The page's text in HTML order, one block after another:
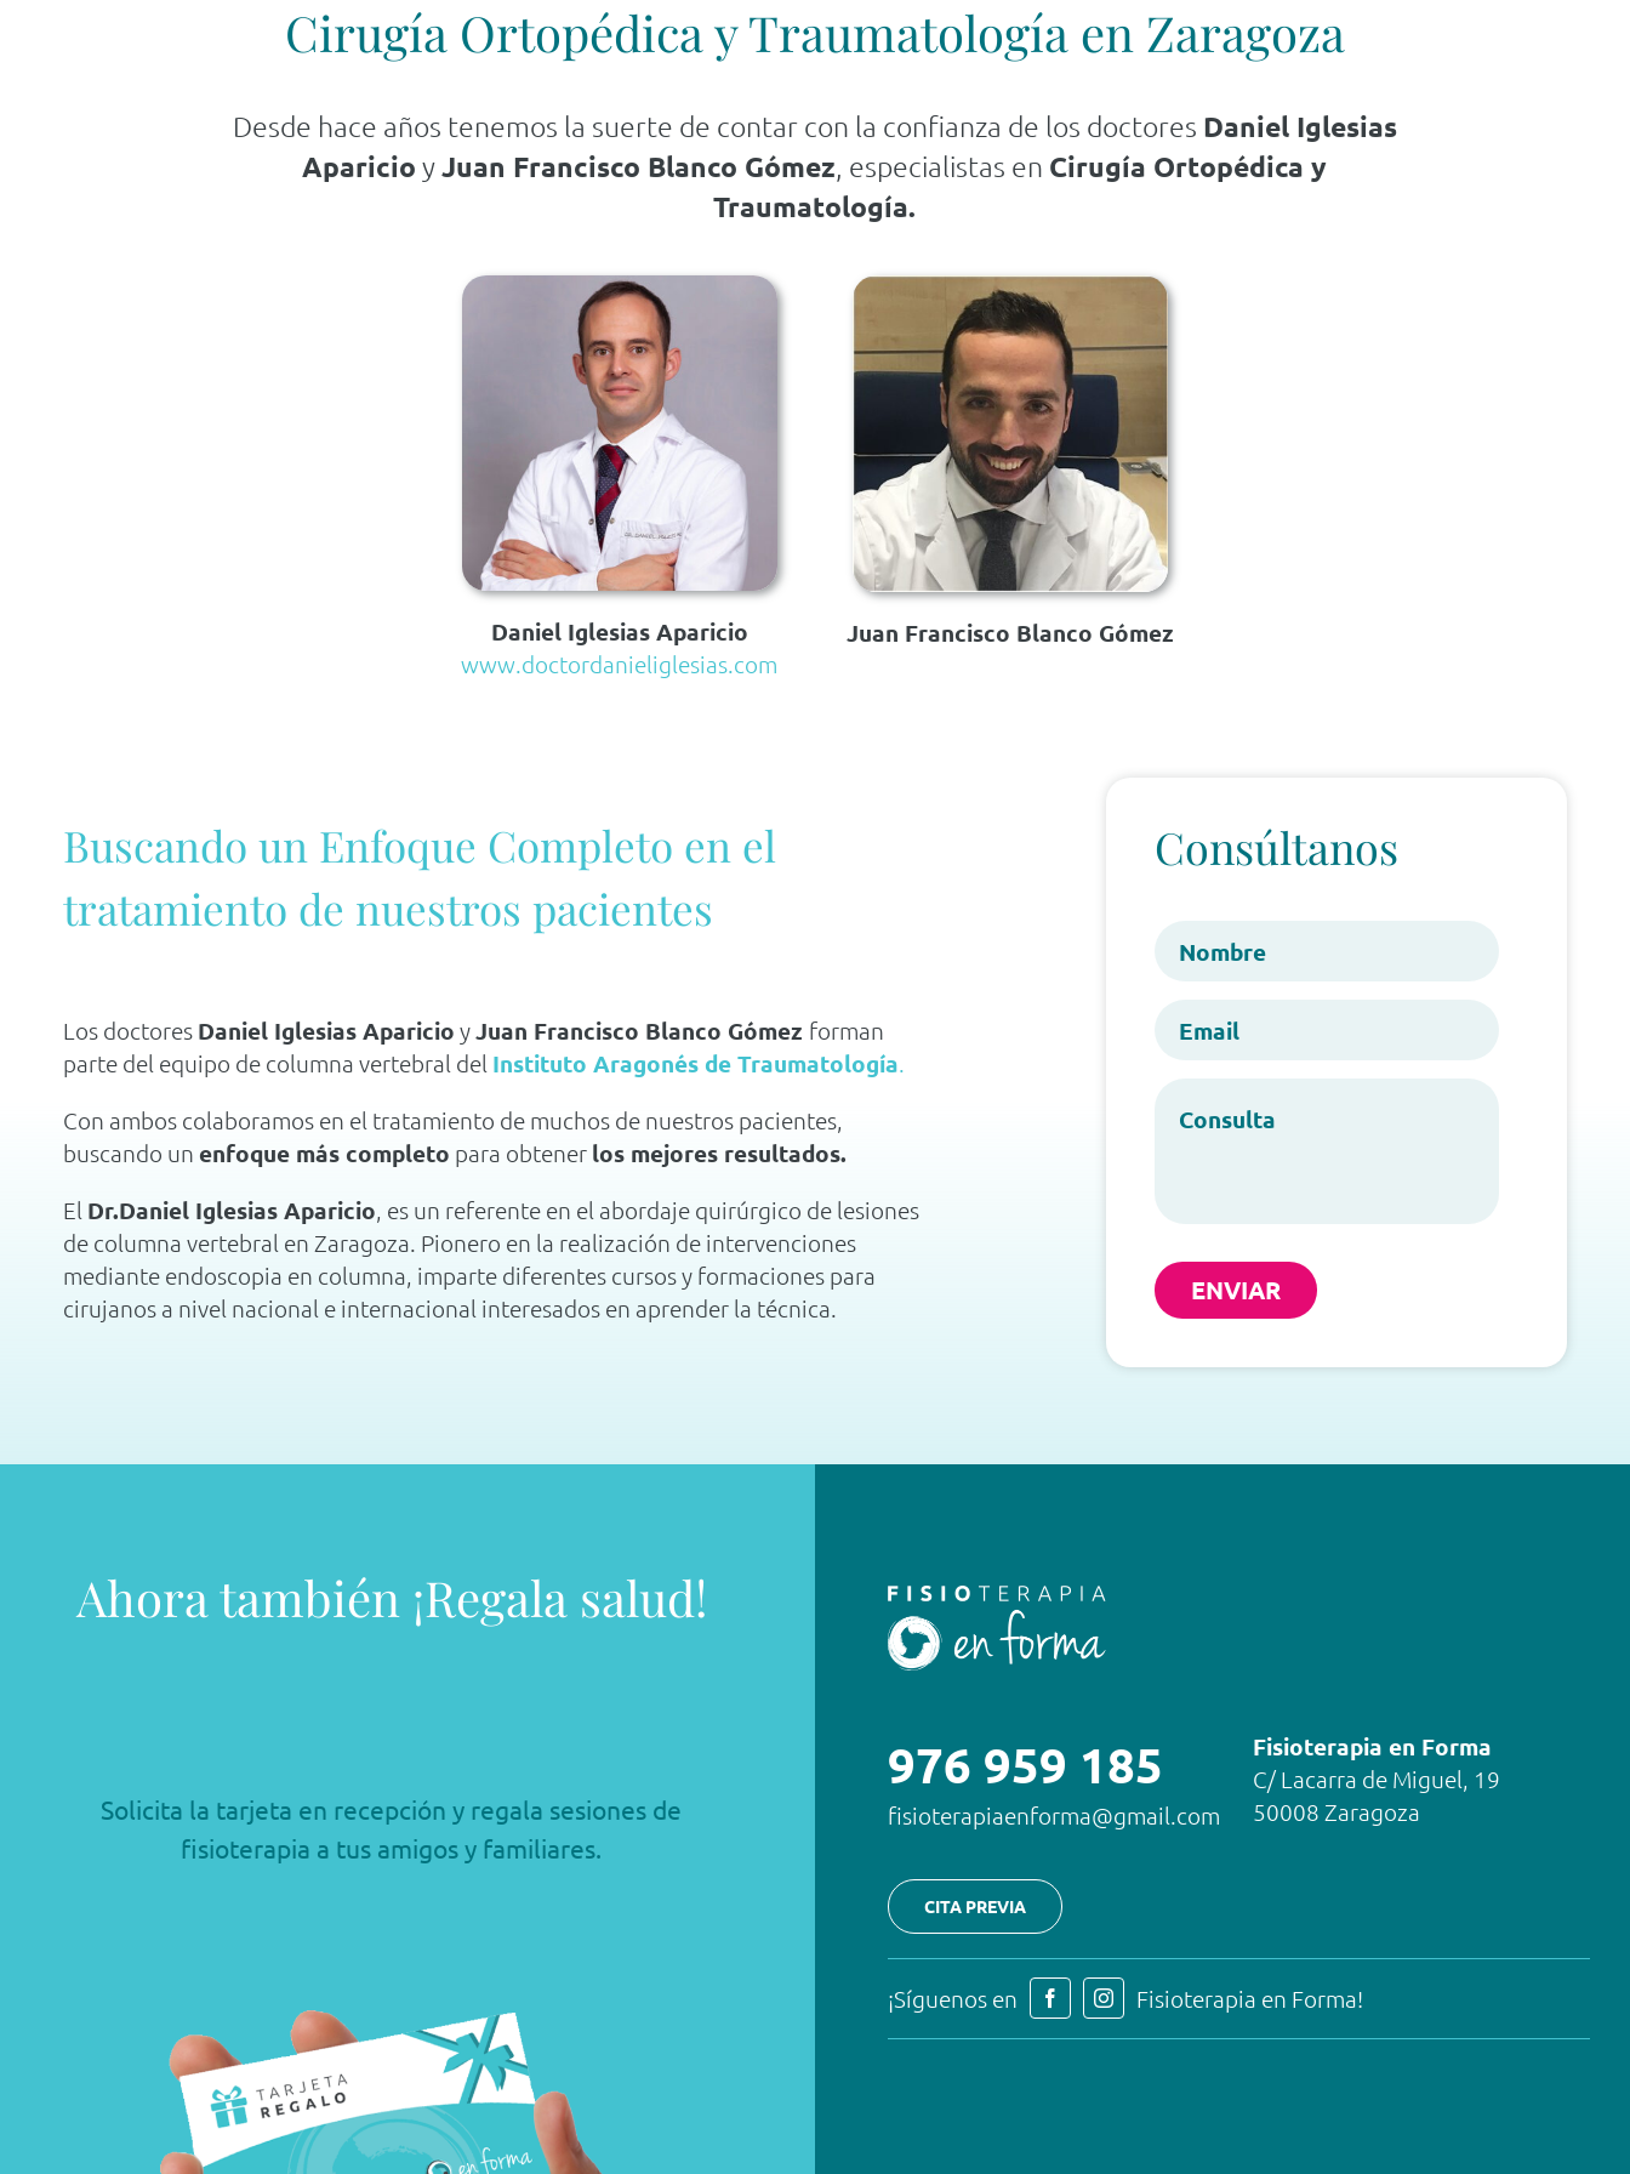
Cirugía Ortopédica y Traumatología en Zaragoza
Desde hace años tenemos la suerte de contar con la confianza de los doctores Daniel Iglesias
Aparicio yJuan Francisco Blanco Gómez, especialistas en Cirugía Ortopédica y
Traumatología.
Daniel Iglesias Aparicio
www.doctordanieliglesias.com
Juan Francisco Blanco Gómez
Buscando un Enfoque Completo en el
tratamiento de nuestros pacientes
Los doctores Daniel Iglesias Aparicio yJuan Francisco Blanco Gómez forman
parte del equipo de columna vertebral del Instituto Aragonés de Traumatología.
Con ambos colaboramos en el tratamiento de muchos de nuestros pacientes,
buscando un enfoque más completo para obtener los mejores resultados.
El Dr.Daniel Iglesias Aparicio, es un referente en el abordaje quirúrgico de lesiones
de columna vertebral en Zaragoza. Pionero en la realización de intervenciones
mediante endoscopia en columna, imparte diferentes cursos y formaciones para
cirujanos a nivel nacional e internacional interesados en aprender la técnica.
Consúltanos
ENVIAR
Ahora también ¡Regala salud!
Solicita la tarjeta en recepción y regala sesiones de
fisioterapia a tus amigos y familiares.
976 959 185
fisioterapiaenforma@gmail.com
Fisioterapia en Forma
C/ Lacarra de Miguel, 19
50008 Zaragoza
CITA PREVIA
¡Síguenos en Fisioterapia en Forma!